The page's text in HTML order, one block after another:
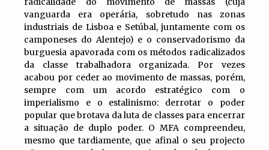
vanguarda era operária, sobretudo nas zonas
industriais de Lisboa e Setúbal, juntamente com os
camponeses do Alentejo) e o conservadorismo da
burguesia apavorada com os métodos radicalizados
da classe trabalhadora organizada. Por vezes
acabou por ceder ao movimento de massas, porém,
sempre com um acordo estratégico com o
imperialismo e o estalinismo: derrotar o poder
popular que brotava da luta de classes para encerrar
a situação de duplo poder. O MFA compreendeu,
mesmo que tardiamente, que afinal o seu projecto